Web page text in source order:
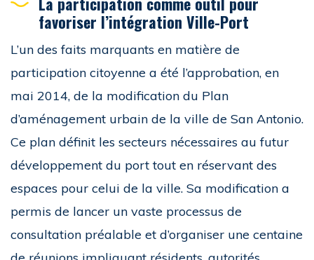
favoriser l’intégration Ville-Port
L’un des faits marquants en matière de
participation citoyenne a été l’approbation, en
mai 2014, de la modification du Plan
d’aménagement urbain de la ville de San Antonio.
Ce plan définit les secteurs nécessaires au futur
développement du port tout en réservant des
espaces pour celui de la ville. Sa modification a
permis de lancer un vaste processus de
consultation préalable et d’organiser une centaine